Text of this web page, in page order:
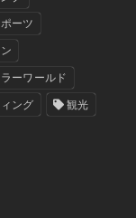
ーツ
ラーワールド
ング 観光